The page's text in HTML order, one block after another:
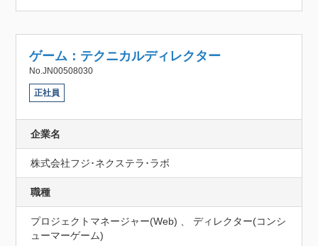
ゲーム：テクニカルディレクター
No.JN00508030
正社員
企業名
株式会社フジ･ネクステラ･ラボ
職種
プロジェクトマネージャー(Web) 、 ディレクター(コンシ
ューマーゲーム)